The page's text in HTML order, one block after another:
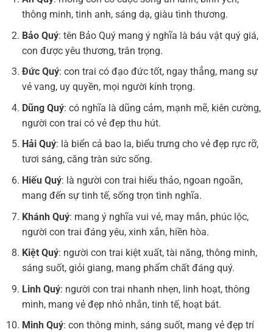
thông minh, tinh anh, sáng dạ, giàu tình thương.
Bảo Quý: tên Bảo Quý mang ý nghĩa là báu vật quý giá,
con được yêu thương, trân trọng.
Đức Quý: con trai có đạo đức tốt, ngay thẳng, mang sự
vẻ vang, uy quyền, mọi người kính trọng.
Dũng Quý: có nghĩa là dũng cảm, mạnh mẽ, kiên cường,
người con trai có vẻ đẹp thu hút.
Hải Quý: là biển cả bao la, biểu trưng cho vẻ đẹp rực rỡ,
tươi sáng, căng tràn sức sống.
Hiếu Quý: là người con trai hiếu thảo, ngoan ngoãn,
mang đến sự tinh tế, sống trọn tình nghĩa.
Khánh Quý: mang ý nghĩa vui vẻ, may mắn, phúc lộc,
người con trai đáng yêu, xinh xắn, hiền hòa.
Kiệt Quý: người con trai kiệt xuất, tài năng, thông minh,
sáng suốt, giỏi giang, mang phẩm chất đáng quý.
Linh Quý: người con trai nhanh nhẹn, linh hoạt, thông
minh, mang vẻ đẹp nhỏ nhắn, tinh tế, hoạt bát.
Minh Quý: con thông minh, sáng suốt, mang vẻ đẹp trí